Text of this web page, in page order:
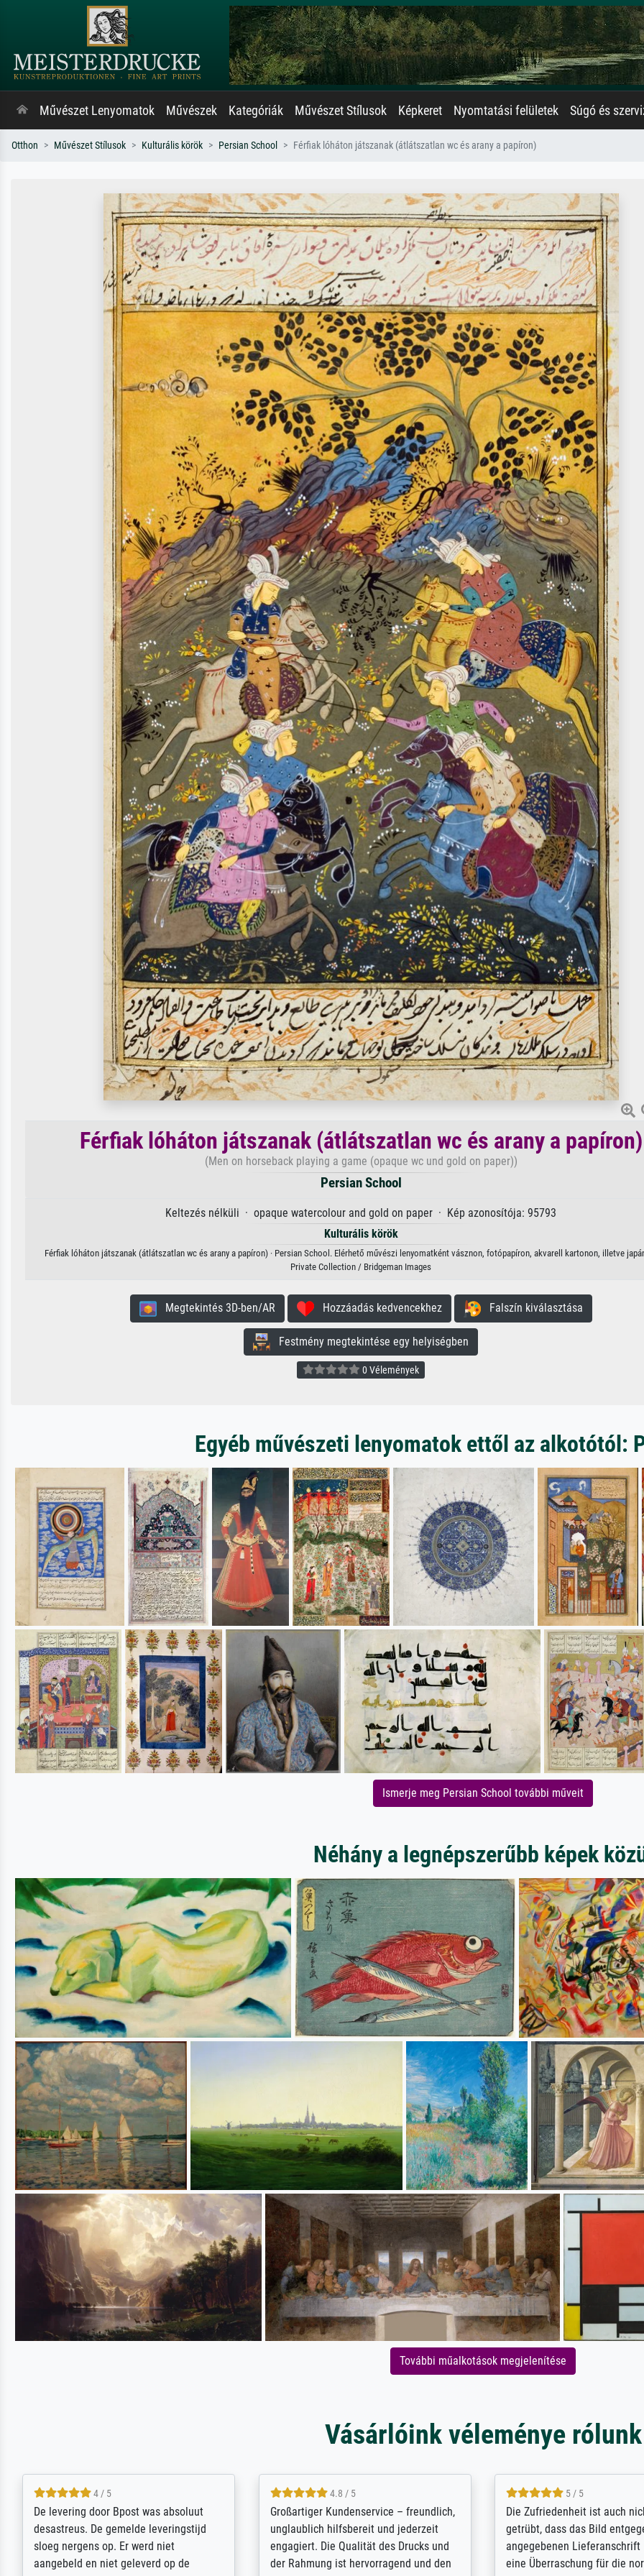
Művészet Lenyomatok Művészek Kategóriák Művészet Stílusok Képkeret Nyomtatási felületek Súgó és
Otthon Művészet Stílusok Kulturális körök Persian School Férfiak lóháton játszanak (átlátszatlan wc és arany a papíron)
Férfiak lóháton játszanak (átlátszatlan wc és arany a papíron)
(Men on horseback playing a game (opaque wc und gold on paper))
Persian School
Keltezés nélküli · opaque watercolour and gold on paper · Kép azonosítója: 95793
Kulturális körök
Férfiak lóháton játszanak (átlátszatlan wc és arany a papíron) · Persian School. Elérhető művészi lenyomatként vásznon, fotópapíron, akvarell kartonon, illetve
Private Collection / Bridgeman Images
Megtekintés 3D-ben/AR Hozzáadás kedvencekhez Falszín kiválasztása
Festmény megtekintése egy helyiségben
0 Vélemények
Egyéb művészeti lenyomatok ettől az alkotótól:
Ismerje meg Persian School további műveit
Néhány a legnépszerűbb képek
További műalkotások megjelenítése
Vásárlóink véleménye rólunk
5 / 5
Sehr gute Qualität des Leinwanddrucks
und des Rahmens! Unser Bild wurde
sehr sorgfältig und sicher verpackt, so
dass es unbeschadet bei uns ankam. Es
5 / 5
Für ein Erinnerungsbuch mit der
Feldpost meines Großvaters aus dem 1.
Weltkrieg benötigte ich ein
ausdrucksvolles Bild. Das habe ich bei
4.8 / 5
Hervorragende Qualität.
vieles anpassen lassen, wie
Randentfernung, Farbe,
Kontrast und Weiteres. Sehr